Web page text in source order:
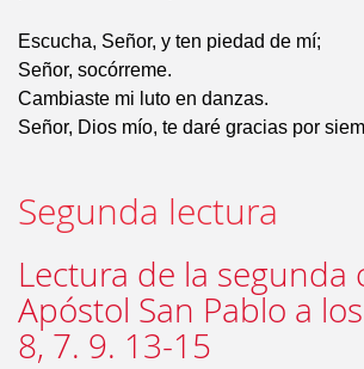
Escucha, Señor, y ten piedad de mí;
Señor, socórreme.
Cambiaste mi luto en danzas.
Señor, Dios mío, te daré gracias por
Segunda lectura
Lectura de la segunda
Apóstol San Pablo a
8, 7. 9. 13-15